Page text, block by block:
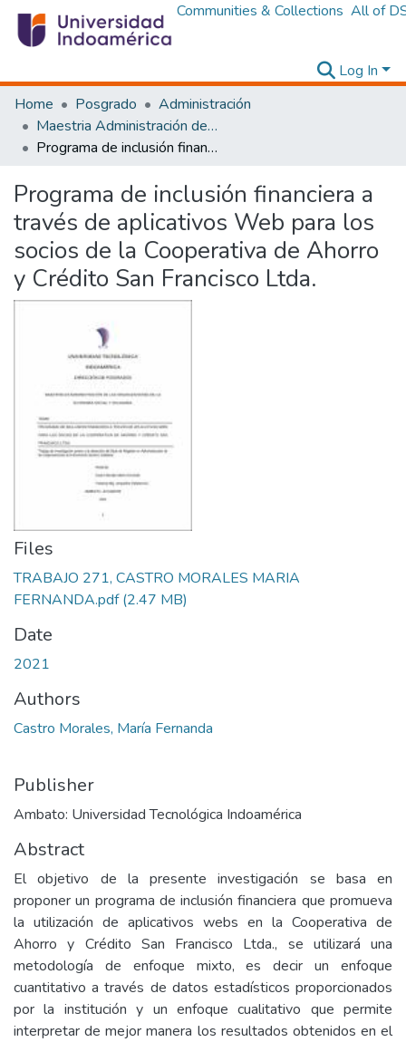
Communities & Collections All of
Log In
Home
Posgrado
Administración
Maestria Administración de las Organizaciones de la Economía Social y Solidaria
Programa de inclusión financiera a través de aplicativos Web para los socios de la Cooperativa de Ahorro y Crédito San Francisco Ltda.
Programa de inclusión financiera a
través de aplicativos Web para los
socios de la Cooperativa de Ahorro
y Crédito San Francisco Ltda.
Files
TRABAJO 271, CASTRO MORALES MARIA
FERNANDA.pdf(2.47 MB)
Date
2021
Authors
Castro Morales, María Fernanda
Publisher
Ambato: Universidad Tecnológica Indoamérica
Abstract
El objetivo de la presente investigación se basa en
proponer un programa de inclusión financiera que promueva
la utilización de aplicativos webs en la Cooperativa de
Ahorro y Crédito San Francisco Ltda., se utilizará una
metodología de enfoque mixto, es decir un enfoque
cuantitativo a través de datos estadísticos proporcionados
por la institución y un enfoque cualitativo que permite
interpretar de mejor manera los resultados obtenidos en el